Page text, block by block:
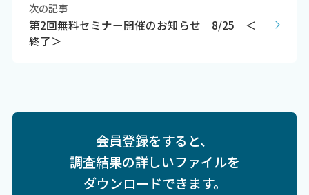
次の記事
第2回無料セミナー開催のお知らせ 8/25 ＜
終了＞
会員登録をすると、
調査結果の詳しいファイルを
ダウンロードできます。